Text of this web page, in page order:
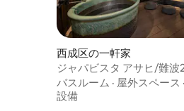
西成区の一軒家
ジャパビスタ アサヒ/難波
屋駅徒歩8分/戸建て貸切
バスルーム · 屋外スペース ·
設備